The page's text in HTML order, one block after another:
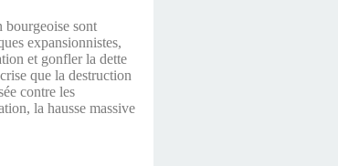
bourgeoise sont
expansionnistes,
et gonfler la dette
que la destruction
contre les
la hausse massive